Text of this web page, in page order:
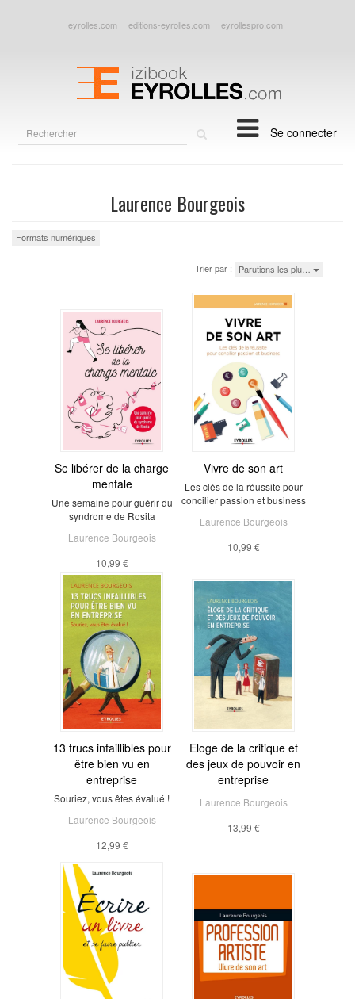
eyrolles.com editions-eyrolles.com eyrollespro.com
Se connecter
Laurence Bourgeois
Formats numériques
Trier par : Parutions les plu…
Se libérer de la charge
mentale
Une semaine pour guérir du
syndrome de Rosita
Laurence Bourgeois
10,99 €
Vivre de son art
Les clés de la réussite pour
concilier passion et business
Laurence Bourgeois
10,99 €
13 trucs infaillibles pour
être bien vu en
entreprise
Souriez, vous êtes évalué !
Laurence Bourgeois
12,99 €
Eloge de la critique et
des jeux de pouvoir en
entreprise
Laurence Bourgeois
13,99 €